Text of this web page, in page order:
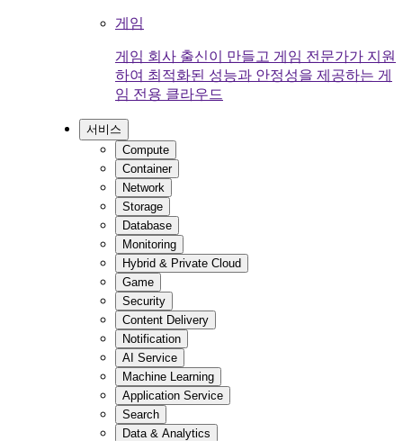
게임
게임 회사 출신이 만들고 게임 전문가가 지원
하여 최적화된 성능과 안정성을 제공하는 게
임 전용 클라우드
서비스
Compute
Container
Network
Storage
Database
Monitoring
Hybrid & Private Cloud
Game
Security
Content Delivery
Notification
AI Service
Machine Learning
Application Service
Search
Data & Analytics